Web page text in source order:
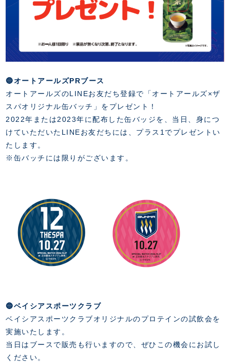
🔵オートアールズPRブース
オートアールズのLINEお友だち登録で「オートアールズ×ザ
スパオリジナル缶バッチ」をプレゼント！
2022年または2023年に配布した缶バッジを、当日、身につ
けていただいたLINEお友だちには、プラス1でプレゼントい
たします。
※缶バッチには限りがございます。
🔵ベイシアスポーツクラブ
ベイシアスポーツクラブオリジナルのプロテインの試飲会を
実施いたします。
当日はブースで販売も行いますので、ぜひこの機会にお試し
ください。